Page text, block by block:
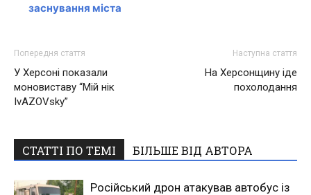
заснування міста
Попередня стаття
У Херсоні показали
моновиставу “Мій нік
IvAZOVsky”
Наступна стаття
На Херсонщину іде
похолодання
СТАТТІ ПО ТЕМІ БІЛЬШЕ ВІД АВТОРА
Російський дрон атакував автобус із